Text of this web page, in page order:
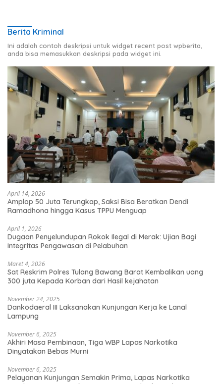
Berita Kriminal
Ini adalah contoh deskripsi untuk widget recent post wpberita,
anda bisa memasukkan deskripsi pada widget ini.
April 14, 2026
Amplop 50 Juta Terungkap, Saksi Bisa Beratkan Dendi
Ramadhona hingga Kasus TPPU Menguap
April 1, 2026
Dugaan Penyelundupan Rokok Ilegal di Merak: Ujian Bagi
Integritas Pengawasan di Pelabuhan
Maret 4, 2026
Sat Reskrim Polres Tulang Bawang Barat Kembalikan uang
300 juta Kepada Korban dari Hasil kejahatan
November 24, 2025
Dankodaeral III Laksanakan Kunjungan Kerja ke Lanal
Lampung
November 6, 2025
Akhiri Masa Pembinaan, Tiga WBP Lapas Narkotika
Dinyatakan Bebas Murni
November 6, 2025
Pelayanan Kunjungan Semakin Prima, Lapas Narkotika